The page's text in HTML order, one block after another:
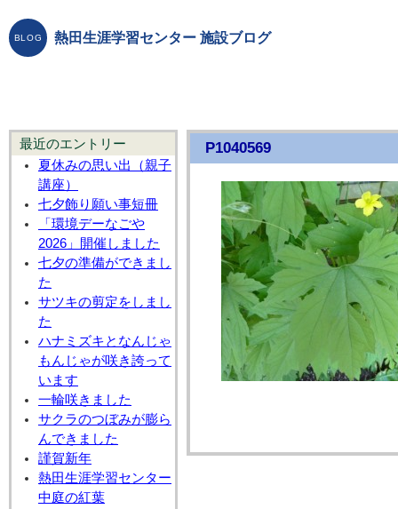
熱田生涯学習センター 施設ブログ
最近のエントリー
夏休みの思い出（親子
講座）
七夕飾り願い事短冊
「環境デーなごや
2026」開催しました
七夕の準備ができまし
た
サツキの剪定をしまし
た
ハナミズキとなんじゃ
もんじゃが咲き誇って
います
一輪咲きました
サクラのつぼみが膨ら
んできました
謹賀新年
熱田生涯学習センター
中庭の紅葉
P1040569